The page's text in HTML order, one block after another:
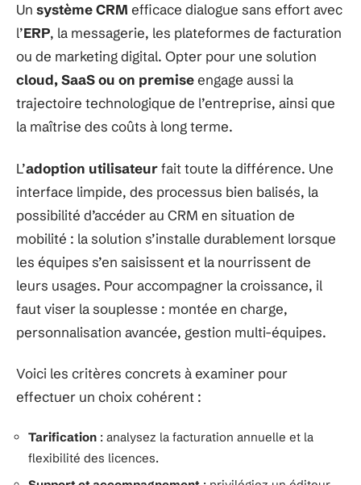
Un système CRM efficace dialogue sans effort avec
l’ERP, la messagerie, les plateformes de facturation
ou de marketing digital. Opter pour une solution
cloud, SaaS ou on premiseengage aussi la
trajectoire technologique de l’entreprise, ainsi que
la maîtrise des coûts à long terme.
L’adoption utilisateurfait toute la différence. Une
interface limpide, des processus bien balisés, la
possibilité d’accéder au CRM en situation de
mobilité : la solution s’installe durablement lorsque
les équipes s’en saisissent et la nourrissent de
leurs usages. Pour accompagner la croissance, il
faut viser la souplesse : montée en charge,
personnalisation avancée, gestion multi-équipes.
Voici les critères concrets à examiner pour
effectuer un choix cohérent :
Tarification : analysez la facturation annuelle et la
flexibilité des licences.